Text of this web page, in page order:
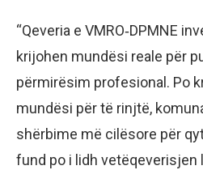
“Qeveria e VMRO‑DPMNE
krijohen mundësi reale për
përmirësim profesional. Po
mundësi për të rinjtë,
shërbime më cilësore për
fund po i lidh vetëqeverisjen